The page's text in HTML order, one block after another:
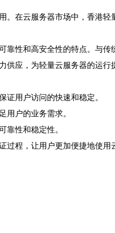
在云服务器市场中，香港
性和高安全性的特点。与
应，为轻量云服务器的运行
证用户访问的快速和稳定。
用户的业务需求。
靠性和稳定性。
程，让用户更加便捷地使用